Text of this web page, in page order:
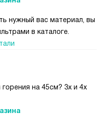
нужный вас материал, вы
в каталоге.
на 45см? 3х и 4х